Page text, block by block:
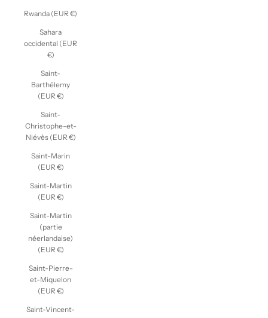
Rwanda (EUR €)
Sahara
occidental (EUR
€)
Saint-
Barthélemy
(EUR €)
Saint-
Christophe-et-
Niévès (EUR €)
Saint-Marin
(EUR €)
Saint-Martin
(EUR €)
Saint-Martin
(partie
néerlandaise)
(EUR €)
Saint-Pierre-
et-Miquelon
(EUR €)
Saint-Vincent-